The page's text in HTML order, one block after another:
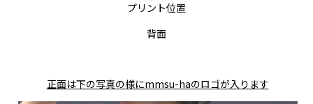
プリント位置
背面
正面は下の写真の様にmmsu-haのロゴが入ります